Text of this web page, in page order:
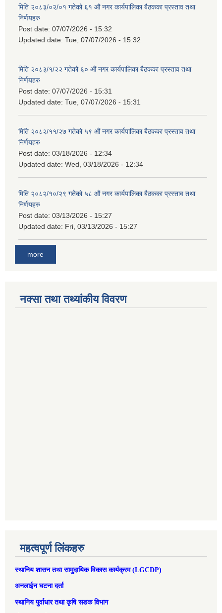
मिति २०८३/०२/०१ गतेको ६१ औं नगर कार्यपालिका बैठकका प्रस्ताव तथा
निर्णयहरु
Post date: 07/07/2026 - 15:32
Updated date: Tue, 07/07/2026 - 15:32
मिति २०८३/१/२२ गतेको ६० औं नगर कार्यपालिका बैठकका प्रस्ताव तथा
निर्णयहरु
Post date: 07/07/2026 - 15:31
Updated date: Tue, 07/07/2026 - 15:31
मिति २०८२/११/२७ गतेको ५९ औं नगर कार्यपालिका बैठकका प्रस्ताव तथा
निर्णयहरु
Post date: 03/18/2026 - 12:34
Updated date: Wed, 03/18/2026 - 12:34
मिति २०८२/१०/२९ गतेको ५८ औं नगर कार्यपालिका बैठकका प्रस्ताव तथा
निर्णयहरु
Post date: 03/13/2026 - 15:27
Updated date: Fri, 03/13/2026 - 15:27
more
नक्सा तथा तथ्यांकीय विवरण
महत्वपूर्ण लिंकहरु
स्थानिय शासन तथा सामुदायिक विकास कार्यक्रम (LGCDP)
अनलाईन घटना दर्ता
स्थानिय पुर्वाधार तथा कृषि सडक विभाग